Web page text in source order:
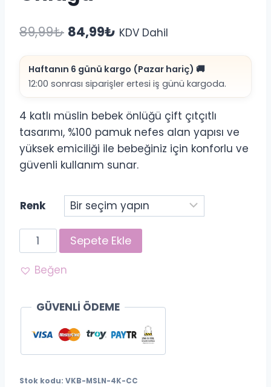
89,99₺ Orijinal
89,99₺.
84,99₺ Şu
fiyat:
84,99₺.
KDV Dahil
Haftanın 6 günü kargo (Pazar hariç) 🚚
12:00 sonrası siparişler ertesi iş günü kargoda.
4 katlı müslin bebek önlüğü çift çıtçıtlı
tasarımı, %100 pamuk nefes alan yapısı ve
yüksek emiciliği ile bebeğiniz için konforlu ve
güvenli kullanım sunar.
Renk
Katlı
Müslin
Önlüğü
Çıtçıtlı
–
Pamuk
Sepete Ekle
Beğen
GÜVENLİ ÖDEME
Stok kodu: VKB-MSLN-4K-CC